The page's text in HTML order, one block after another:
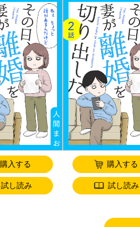
購入する
試し読み
購入する
試し読み